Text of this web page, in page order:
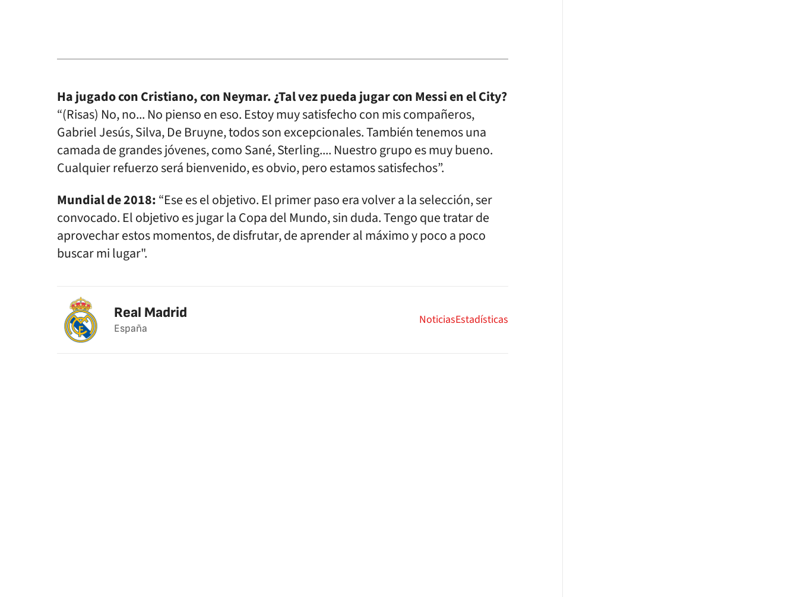
Ha jugado con Cristiano, con Neymar. ¿Tal vez pueda jugar con Messi en el City?
“(Risas) No, no... No pienso en eso. Estoy muy satisfecho con mis compañeros,
Gabriel Jesús, Silva, De Bruyne, todos son excepcionales. También tenemos una
camada de grandes jóvenes, como Sané, Sterling.... Nuestro grupo es muy bueno.
Cualquier refuerzo será bienvenido, es obvio, pero estamos satisfechos”.
Mundial de 2018:“Ese es el objetivo. El primer paso era volver a la selección, ser
convocado. El objetivo es jugar la Copa del Mundo, sin duda. Tengo que tratar de
aprovechar estos momentos, de disfrutar, de aprender al máximo y poco a poco
buscar mi lugar".
Real Madrid
España
NoticiasEstadísticas